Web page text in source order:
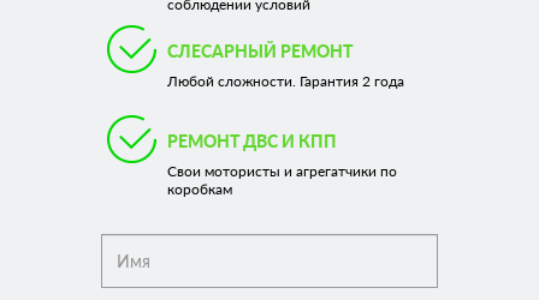
соблюдении условий
СЛЕСАРНЫЙ РЕМОНТ
Любой сложности. Гарантия 2 года
РЕМОНТ ДВС И КПП
Свои мотористы и агрегатчики по
коробкам